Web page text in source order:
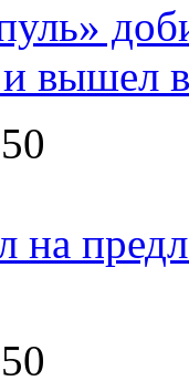
вышел
на